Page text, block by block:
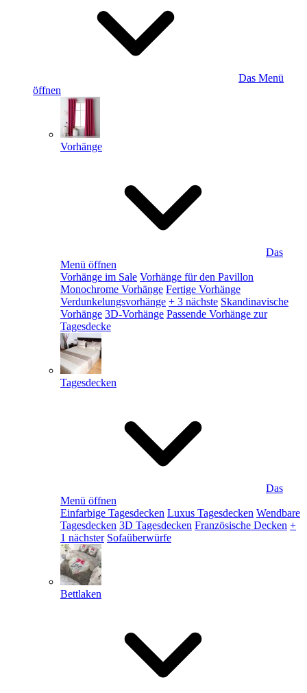
Das Menü
öffnen
Vorhänge
Das
Menü öffnen
Vorhänge im Sale Vorhänge für den Pavillon
Monochrome Vorhänge Fertige Vorhänge
Verdunkelungsvorhänge + 3 nächste Skandinavische
Vorhänge 3D-Vorhänge Passende Vorhänge zur
Tagesdecke
Tagesdecken
Das
Menü öffnen
Einfarbige Tagesdecken Luxus Tagesdecken Wendbare
Tagesdecken 3D Tagesdecken Französische Decken +
1 nächster Sofaüberwürfe
Bettlaken